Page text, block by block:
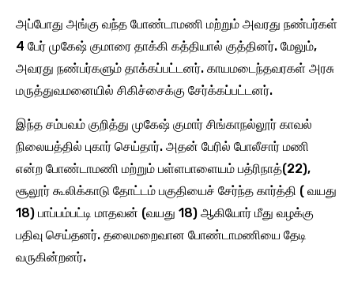
அப்போது அங்கு வந்த போண்டாமணி மற்றும் அவரது நண்பர்கள்
4 பேர் முகேஷ் குமாரை தாக்கி கத்தியால் குத்தினர். மேலும்,
அவரது நண்பர்களும் தாக்கப்பட்டனர். காயமடைந்தவரகள் அரசு
மருத்துவமனையில் சிகிச்சைக்கு சேர்க்கப்பட்டனர்.
இந்த சம்பவம் குறித்து முகேஷ் குமார் சிங்காநல்லூர் காவல்
நிலையத்தில் புகார் செய்தார். அதன் பேரில் போலீசார் மணி
என்ற போண்டாமணி மற்றும் பள்ளபாளையம் பத்ரிநாத்(22),
சூலூர் கூலிக்காடு தோட்டம் பகுதியைச் சேர்ந்த கார்த்தி ( வயது
18) பாப்பம்பட்டி மாதவன் (வயது 18) ஆகியோர் மீது வழக்கு
பதிவு செய்தனர். தலைமறைவான போண்டாமணியை தேடி
வருகின்றனர்.